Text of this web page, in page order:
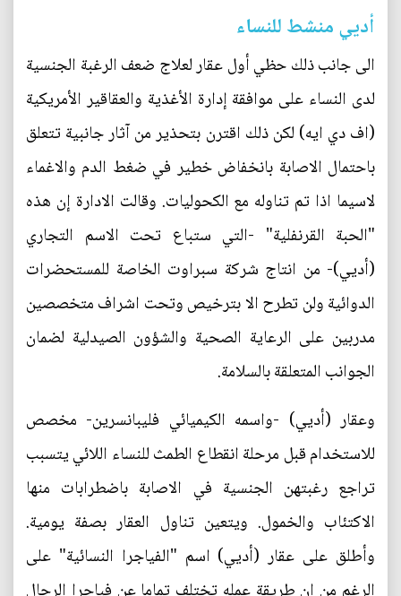
أديي منشط للنساء
الى جانب ذلك حظي أول عقار لعلاج ضعف الرغبة الجنسية
لدى النساء على موافقة إدارة الأغذية والعقاقير الأمريكية
(اف دي ايه) لكن ذلك اقترن بتحذير من آثار جانبية تتعلق
باحتمال الاصابة بانخفاض خطير في ضغط الدم والاغماء
لاسيما اذا تم تناوله مع الكحوليات. وقالت الادارة إن هذه
"الحبة القرنفلية" -التي ستباع تحت الاسم التجاري
(أديي)- من انتاج شركة سبراوت الخاصة للمستحضرات
الدوائية ولن تطرح الا بترخيص وتحت اشراف متخصصين
مدربين على الرعاية الصحية والشؤون الصيدلية لضمان
الجوانب المتعلقة بالسلامة.
وعقار (أديي) -واسمه الكيميائي فليبانسرين- مخصص
للاستخدام قبل مرحلة انقطاع الطمث للنساء اللائي يتسبب
تراجع رغبتهن الجنسية في الاصابة باضطرابات منها
الاكتئاب والخمول. ويتعين تناول العقار بصفة يومية.
وأطلق على عقار (أديي) اسم "الفياجرا النسائية" على